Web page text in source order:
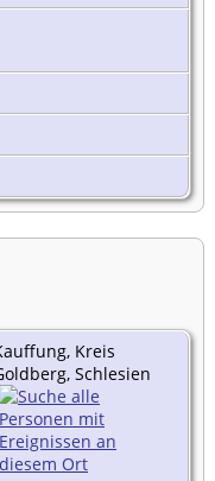
Kreis
Schlesien